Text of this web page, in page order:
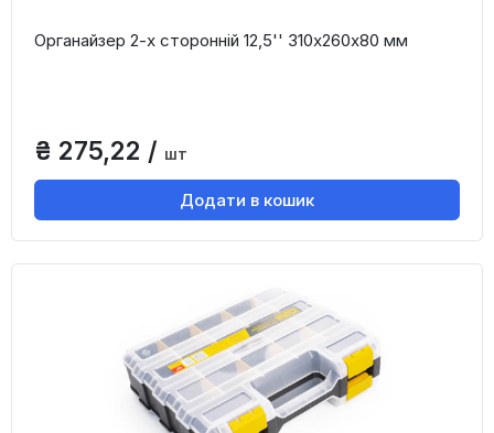
Органайзер 2-х сторонній 12,5'' 310х260х80 мм
₴ 275,22 / шт
Додати в кошик